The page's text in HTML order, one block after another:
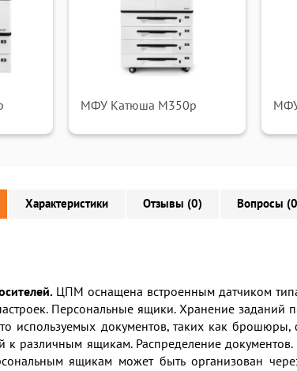
МФУ Катюша M350p
Характеристики Отзывы (0) Вопросы
ЦПМ оснащена встроенным датчиком
Персональные ящики. Хранение заданий
используемых документов, таких как
к различным ящикам. Распределение
ящикам может быть организован